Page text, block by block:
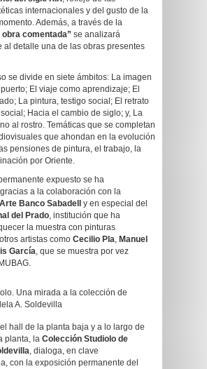
internacionales y del gusto de la
Además, a través de la
obra comentada” se analizará
al detalle una de las obras presentes
divide en siete ámbitos: La imagen
El viaje como aprendizaje; El
La pintura, testigo social; El retrato
Hacia el cambio de siglo; y, La
al rostro. Temáticas que se completan
que ahondan en la evolución
pensiones de pintura, el trabajo, la
por Oriente.
expuesto se ha
a la colaboración con la
Banco Sabadell
y en especial del
del Prado, institución que ha
la muestra con pinturas
artistas como Cecilio Pla, Manuel
García, que se muestra por vez
Una mirada a la colección de
A. Soldevilla
de la planta baja y a lo largo de
planta, la Colección Studiolo de
, dialoga, en clave
con la exposición permanente del